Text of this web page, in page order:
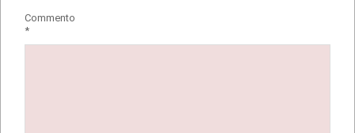
Commento
*